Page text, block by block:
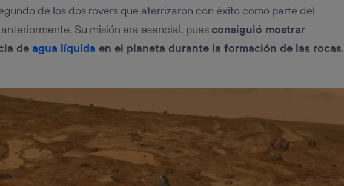
de los dos rovers que aterrizaron con éxito como parte del
Su misión era esencial, puesconsiguió mostrar
de agua líquida en el planeta durante la formación de las rocas.